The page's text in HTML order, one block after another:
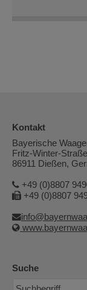
Kontakt
Bayerische
Fritz-Winter-
86911 Dießen,
+49 (0)8807
+49 (0)8807
Suche